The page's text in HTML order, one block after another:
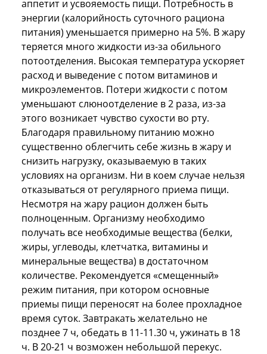
аппетит и усвояемость пищи. Потребность в
энергии (калорийность суточного рациона
питания) уменьшается примерно на 5%. В жару
теряется много жидкости из-за обильного
потоотделения. Высокая температура ускоряет
расход и выведение с потом витаминов и
микроэлементов. Потери жидкости с потом
уменьшают слюноотделение в 2 раза, из-за
этого возникает чувство сухости во рту.
Благодаря правильному питанию можно
существенно облегчить себе жизнь в жару и
снизить нагрузку, оказываемую в таких
условиях на организм. Ни в коем случае нельзя
отказываться от регулярного приема пищи.
Несмотря на жару рацион должен быть
полноценным. Организму необходимо
получать все необходимые вещества (белки,
жиры, углеводы, клетчатка, витамины и
минеральные вещества) в достаточном
количестве. Рекомендуется «смещенный»
режим питания, при котором основные
приемы пищи переносят на более прохладное
время суток. Завтракать желательно не
позднее 7 ч, обедать в 11-11.30 ч, ужинать в 18
ч. В 20-21 ч возможен небольшой перекус.